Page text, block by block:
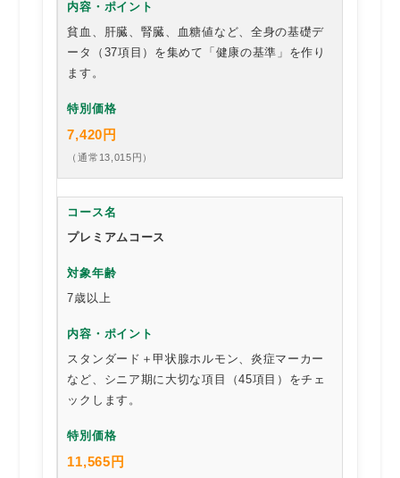
貧血、肝臓、腎臓、血糖値など、全身の基礎デ
ータ（37項目）を集めて「健康の基準」を作り
ます。
7,420円
（通常13,015円）
プレミアムコース
7歳以上
スタンダード＋甲状腺ホルモン、炎症マーカー
など、シニア期に大切な項目（45項目）をチェ
ックします。
11,565円